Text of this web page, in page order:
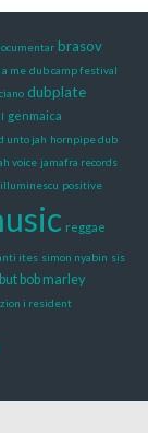
brasov
me dub camp festival
dubplate
genmaica
unto jah hornpipe dub
voice jamafra records
positive
reggae
ites simon nyabin sis
bob marley
zion i resident